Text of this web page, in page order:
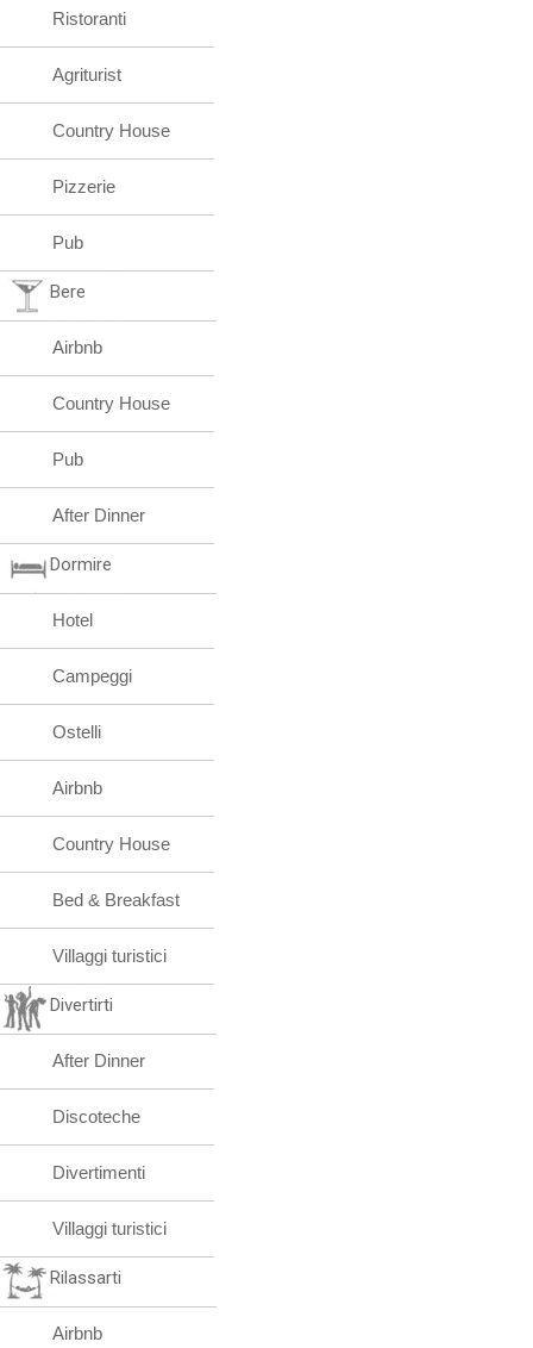
Ristoranti
Agriturist
Country House
Pizzerie
Pub
Bere
Airbnb
Country House
Pub
After Dinner
Dormire
Hotel
Campeggi
Ostelli
Airbnb
Country House
Bed & Breakfast
Villaggi turistici
Divertirti
After Dinner
Discoteche
Divertimenti
Villaggi turistici
Rilassarti
Airbnb